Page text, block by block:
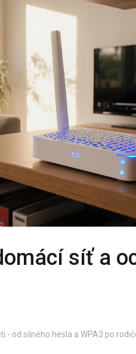
síť a
od silného hesla a WPA3 po